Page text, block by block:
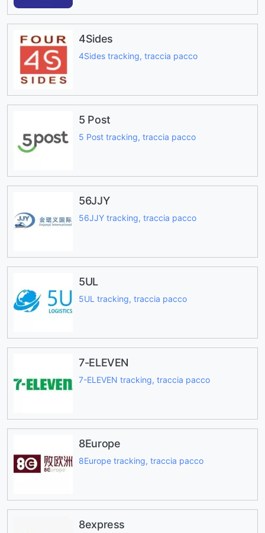
4Sides
4Sides tracking, traccia pacco
5 Post
5 Post tracking, traccia pacco
56JJY
56JJY tracking, traccia pacco
5UL
5UL tracking, traccia pacco
7-ELEVEN
7-ELEVEN tracking, traccia pacco
8Europe
8Europe tracking, traccia pacco
8express